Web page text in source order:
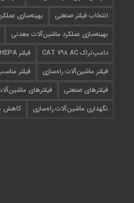
انتخاب فیلتر صنعتی
بهینه‌سازی
بهینه‌سازی عملکرد ماشین‌آلات معدنی
دامپ‌تراک CAT 798 AC
فیلتر HEPA
فیلتر ماشین‌آلات راه‌سازی
فیلتر
فیلترهای صنعتی
فیلترهای
نگهداری ماشین‌آلات راه‌سازی
کاهش